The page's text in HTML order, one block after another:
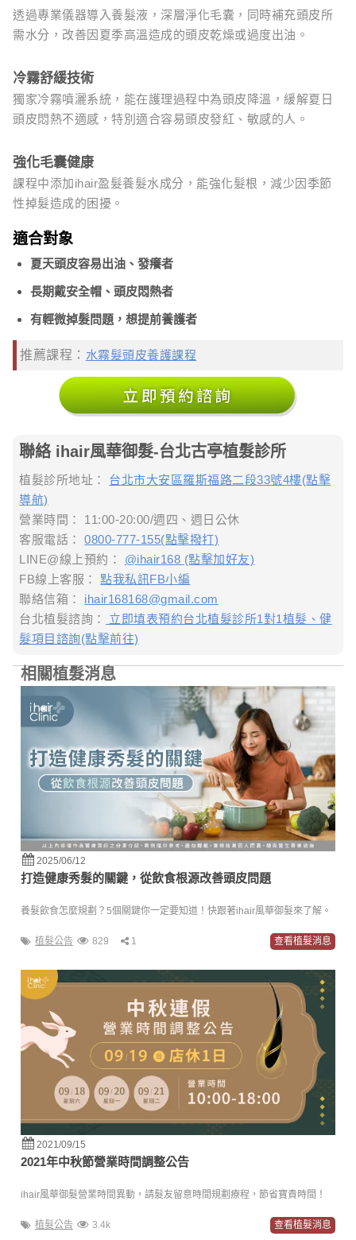
透過專業儀器導入養髮液，深層淨化毛囊，同時補充頭皮所
需水分，改善因夏季高溫造成的頭皮乾燥或過度出油。
冷霧舒緩技術
獨家冷霧噴灑系統，能在護理過程中為頭皮降溫，緩解夏日
頭皮悶熱不適感，特別適合容易頭皮發紅、敏感的人。
強化毛囊健康
課程中添加ihair盈髮養髮水成分，能強化髮根，減少因季節
性掉髮造成的困擾。
適合對象
夏天頭皮容易出油、發癢者
長期戴安全帽、頭皮悶熱者
有輕微掉髮問題，想提前養護者
推薦課程： 水霧髮頭皮養護課程
聯絡 ihair風華御髮-台北古亭植髮診所
植髮診所地址： 台北市大安區羅斯福路二段33號4樓(點擊
導航)
營業時間： 11:00-20:00/週四、週日公休
客服電話：0800-777-155(點擊撥打)
LINE@線上預約： @ihair168 (點擊加好友)
FB線上客服：點我私訊FB小編
聯絡信箱： ihair168168@gmail.com
台北植髮諮詢：
立即填表預約台北植髮診所1對1植髮、健
髮項目諮詢(點擊前往)
相關植髮消息
2025/06/12
打造健康秀髮的關鍵，從飲食根源改善頭皮問題
養髮飲食怎麼規劃？5個關鍵你一定要知道！快跟著ihair風華御髮來了解。
植髮公告 829 1 查看植髮消息
2021/09/15
2021年中秋節營業時間調整公告
ihair風華御髮營業時間異動，請髮友留意時間規劃療程，節省寶貴時間！
植髮公告 3.4k 查看植髮消息